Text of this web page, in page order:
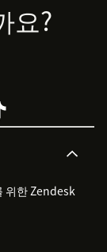
위한 Zendesk
요?